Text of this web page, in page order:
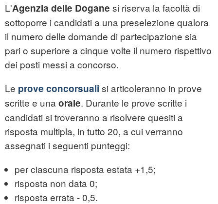
L'Agenzia delle Dogane si riserva la facoltà di
sottoporre i candidati a una preselezione qualora
il numero delle domande di partecipazione sia
pari o superiore a cinque volte il numero rispettivo
dei posti messi a concorso.
Le prove concorsuali si articoleranno in prove
scritte e una orale. Durante le prove scritte i
candidati si troveranno a risolvere quesiti a
risposta multipla, in tutto 20, a cui verranno
assegnati i seguenti punteggi:
per ciascuna risposta estata +1,5;
risposta non data 0;
risposta errata - 0,5.